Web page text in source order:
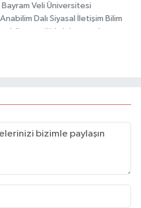
Bayram Veli Üniversitesi
Dalı Siyasal İletişim Bilim
lisans eğitimini tamamlamıştır.
gerçekleştirmiştir.
internet haber sitesinde